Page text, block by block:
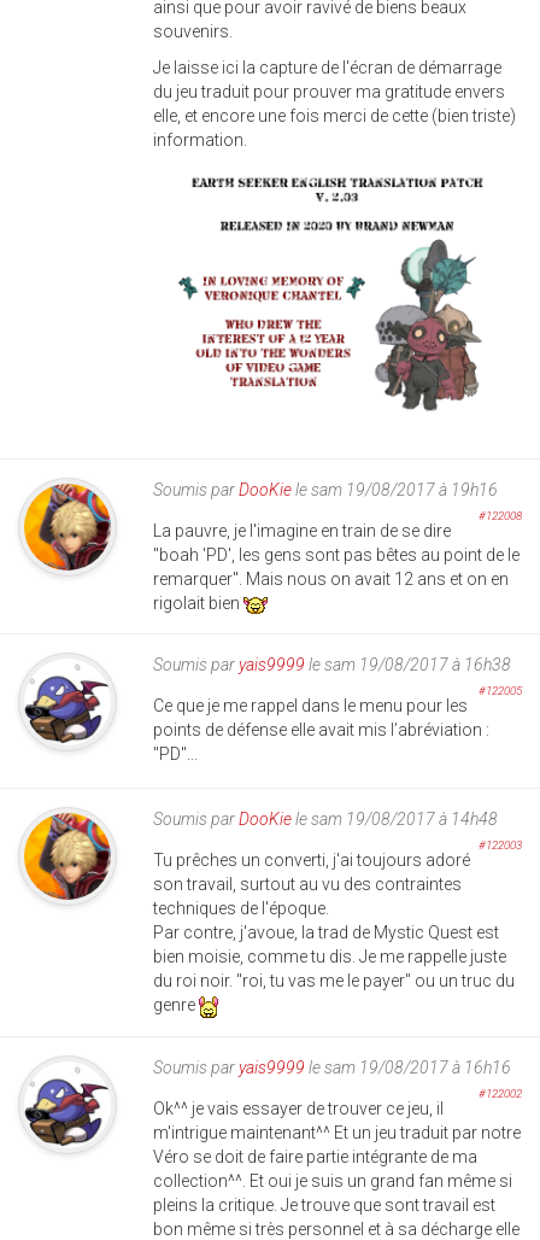
ainsi que pour avoir ravivé de biens beaux
souvenirs.
Je laisse ici la capture de l'écran de démarrage
du jeu traduit pour prouver ma gratitude envers
elle, et encore une fois merci de cette (bien triste)
information.
cesa0203.png
Soumis parDooKiele sam 19/08/2017 à 19h16
#122008
La pauvre, je l'imagine en train de se dire
"boah 'PD', les gens sont pas bêtes au point de le
remarquer". Mais nous on avait 12 ans et on en
rigolait bien
Soumis paryais9999 le sam 19/08/2017 à 16h38
#122005
Ce que je me rappel dans le menu pour les
points de défense elle avait mis l’abréviation :
"PD"...
Soumis parDooKiele sam 19/08/2017 à 14h48
#122003
Tu prêches un converti, j'ai toujours adoré
son travail, surtout au vu des contraintes
techniques de l'époque.
Par contre, j'avoue, la trad de Mystic Quest est
bien moisie, comme tu dis. Je me rappelle juste
du roi noir. "roi, tu vas me le payer" ou un truc du
genre
Soumis paryais9999 le sam 19/08/2017 à 16h16
#122002
Ok^^ je vais essayer de trouver ce jeu, il
m'intrigue maintenant^^ Et un jeu traduit par notre
Véro se doit de faire partie intégrante de ma
collection^^. Et oui je suis un grand fan même si
pleins la critique. Je trouve que sont travail est
bon même si très personnel et à sa décharge elle